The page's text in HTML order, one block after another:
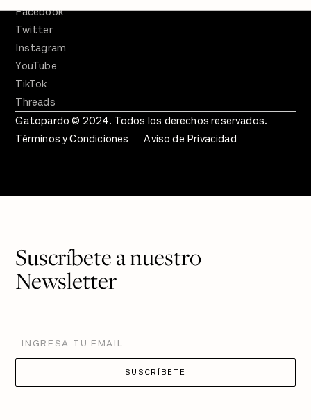
Facebook
Twitter
Instagram
YouTube
TikTok
Threads
Gatopardo © 2024. Todos los derechos reservados.
Términos y Condiciones
Aviso de Privacidad
Suscríbete a nuestro
Newsletter